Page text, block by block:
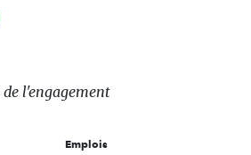
de l'engagement
Emplois